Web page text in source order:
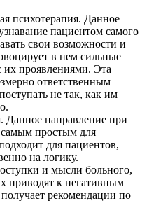
психотерапия. Данное
пациентом самого
свои возможности и
в нем сильные
их проявлениями. Эта
ответственным
не так, как им
Данное направление при
самым простым для
для пациентов,
на логику.
и мысли больного,
приводят к негативным
рекомендации по